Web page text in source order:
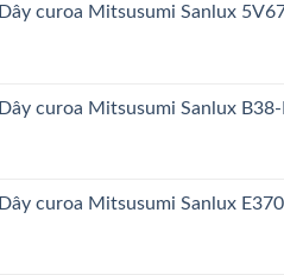
Dây curoa Mitsusumi Sanlux
Dây curoa Mitsusumi Sanlux
Dây curoa Mitsusumi Sanlux